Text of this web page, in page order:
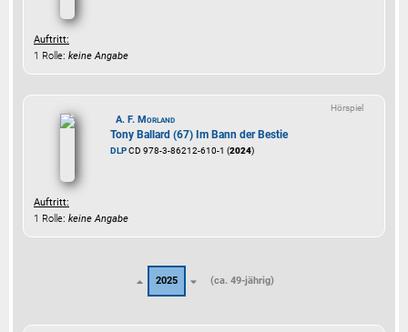
Auftritt:
1 Rolle: keine Angabe
Hörspiel
A. F. Morland
Tony Ballard (67) Im Bann der Bestie
DLPCD 978-3-86212-610-1 (2024)
Auftritt:
1 Rolle: keine Angabe
2025 (ca. 49-jährig)